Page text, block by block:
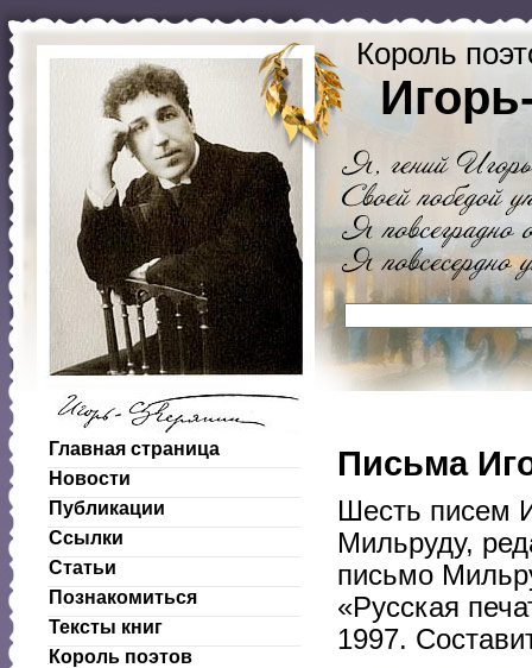
Король
Главная страница
Новости
Публикации
Ссылки
Статьи
Познакомиться
Тексты книг
Король поэтов
Письма
Шесть писем
Мильруду,
письмо
«Русская
1997.